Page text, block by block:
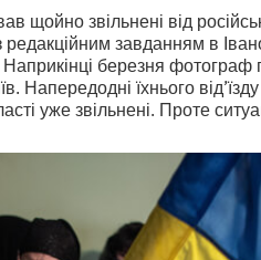
звільнені від
редакційним завданням в
Наприкінці березня
Напередодні їхнього
уже звільнені. Проте